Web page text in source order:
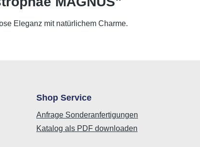
Eleganz mit natürlichem Charme.
Shop Service
Anfrage Sonderanfertigungen
Katalog als PDF downloaden